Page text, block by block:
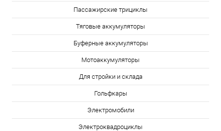
Пассажирские трициклы
Тяговые аккумуляторы
Буферные аккумуляторы
Мотоаккумуляторы
Для стройки и склада
Гольфкары
Электромобили
Электроквадроциклы